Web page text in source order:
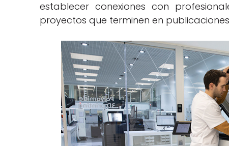
establecer conexiones con
proyectos que terminen en